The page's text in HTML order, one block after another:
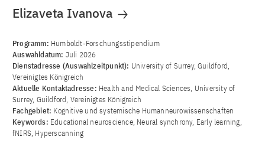
Elizaveta Ivanova
Programm: Humboldt-Forschungsstipendium
Auswahldatum: Juli 2026
Dienstadresse (Auswahlzeitpunkt): University of Surrey, Guildford,
Vereinigtes Königreich
Aktuelle Kontaktadresse: Health and Medical Sciences, University of
Surrey, Guildford, Vereinigtes Königreich
Fachgebiet: Kognitive und systemische Humanneurowissenschaften
Keywords: Educational neuroscience, Neural synchrony, Early learning,
fNIRS, Hyperscanning